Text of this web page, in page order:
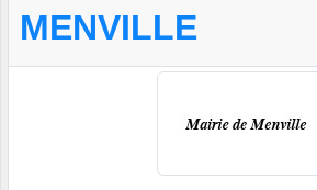
MENVILLE